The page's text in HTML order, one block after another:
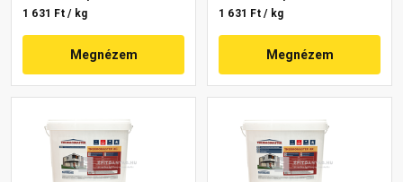
1 631 Ft / kg
Megnézem
1 631 Ft / kg
Megnézem